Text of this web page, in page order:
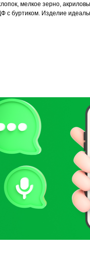
мелкое зерно,
буртиком. Изделие